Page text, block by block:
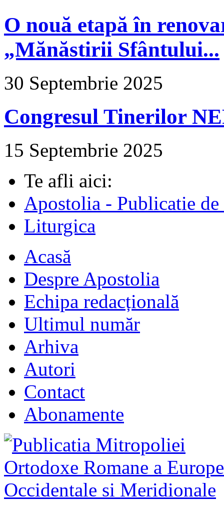
O nouă etapă în
„Mănăstirii Sfântului...
30 Septembrie 2025
Congresul Tinerilor
15 Septembrie 2025
Te afli aici:
Apostolia - Publicatie
Liturgica
Acasă
Despre Apostolia
Echipa redacțională
Ultimul număr
Arhiva
Autori
Contact
Abonamente